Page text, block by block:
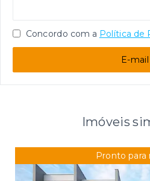
Concordo com a Política de
E-mail
Imóveis
Pronto para